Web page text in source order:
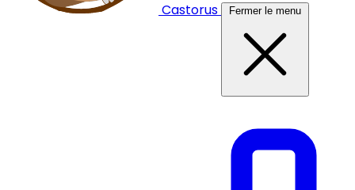
Castorus Fermer le menu